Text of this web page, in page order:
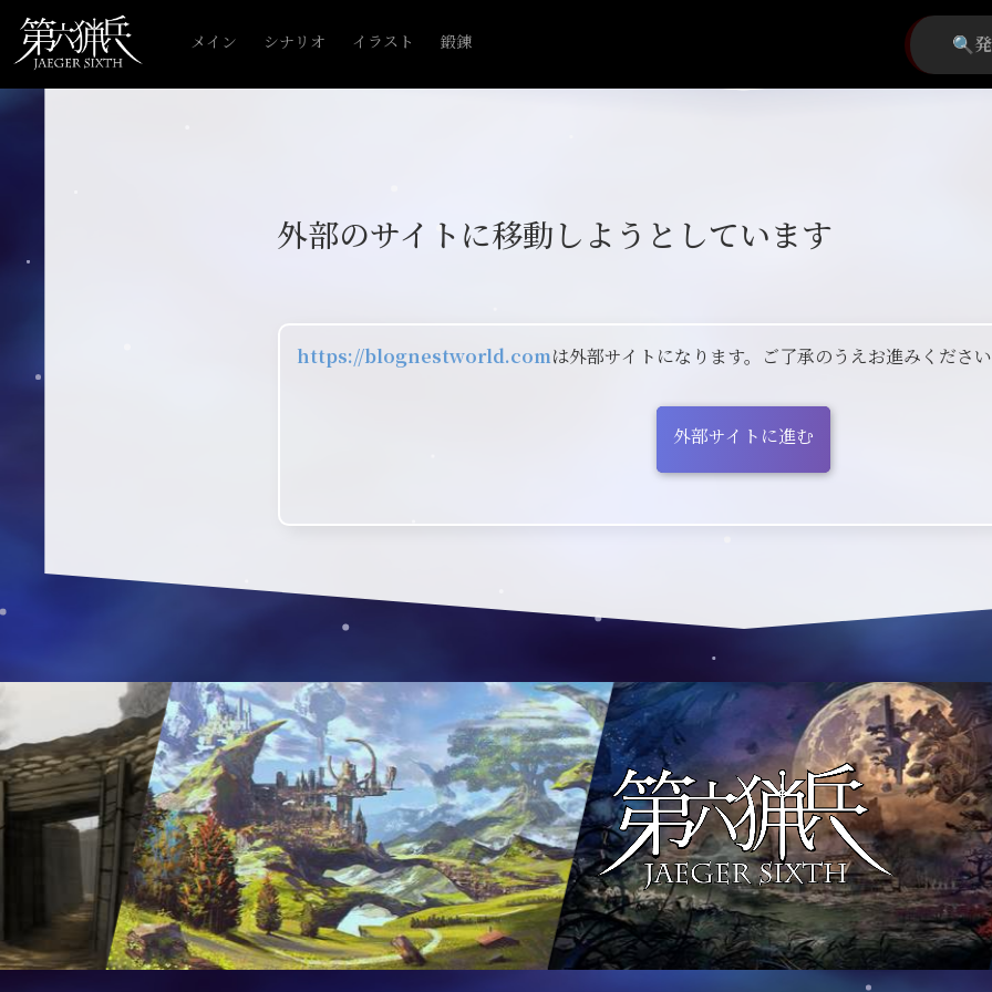
メイン シナリオ イラスト 鍛錬
外部のサイトに移動しようとしています
https://blognestworld.comは外部サイトになります。ご了承のうえお進みくださ
外部サイトに進む